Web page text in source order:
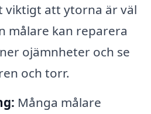
viktigt att ytorna är väl
målare kan reparera
ojämnheter och se
och torr.
Många målare